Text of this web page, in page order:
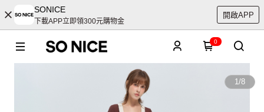
SONICE
下載APP立即領300元購物金
開啟APP
0
1/8